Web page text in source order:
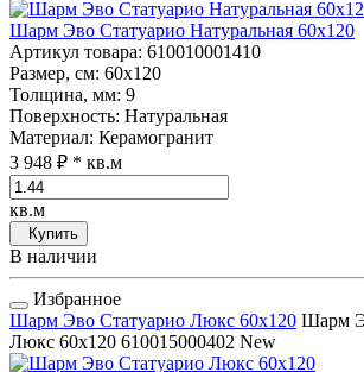
Шарм Эво Статуарио Натуральная 60x120
Артикул товара: 610010001410
Размер, см: 60x120
Толщина, мм: 9
Поверхность: Натуральная
Материал: Керамогранит
3 948 ₽ * кв.м
кв.м
Купить
В наличии
Избранное
Шарм Эво Статуарио Люкс 60x120 Шарм
Люкс 60x120 610015000402 New